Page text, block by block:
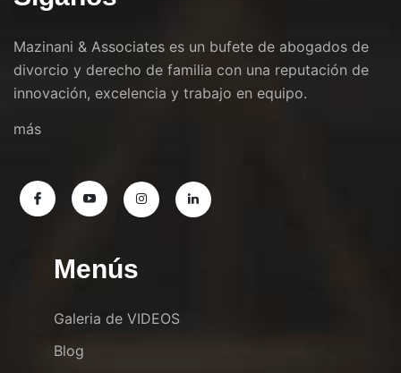
Mazinani & Associates es un bufete de abogados de
divorcio y derecho de familia con una reputación de
innovación, excelencia y trabajo en equipo.
más
Menús
Galeria de VIDEOS
Blog